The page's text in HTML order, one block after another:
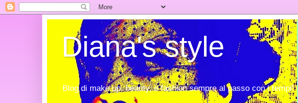
Diana's style
Blog di make up, beauty, e fashion sempre al passo con i tempi!